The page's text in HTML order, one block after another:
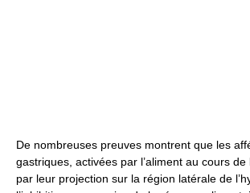
De nombreuses preuves montrent que les
gastriques, activées par l’aliment au cours de
par leur projection sur la région latérale de